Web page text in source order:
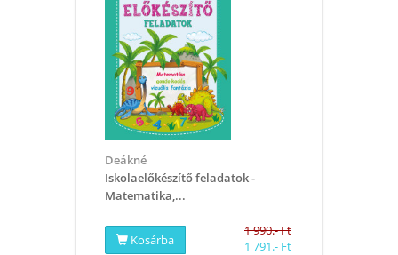
Deákné
Iskolaelőkészítő feladatok -
Matematika,...
Kosárba
1 990.- Ft
1 791.- Ft